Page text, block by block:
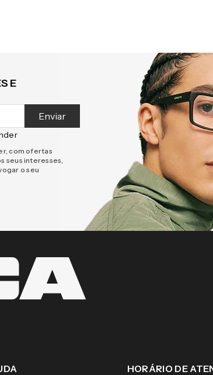
E
Enviar
com ofertas
seus interesses,
o seu
HORÁRIO DE